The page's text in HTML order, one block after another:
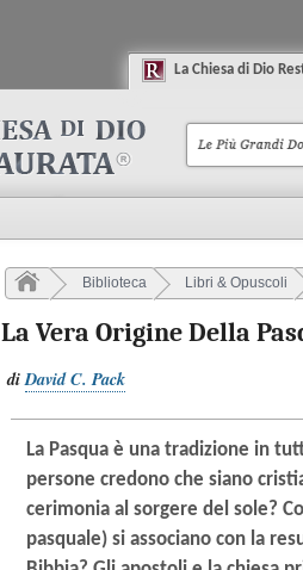
La Chiesa di Dio R
Biblioteca Libri & Opuscoli
La Vera Origine Della
diDavid C. Pack
La Pasqua è una tradizione in
persone credono che siano
cerimonia al sorgere del sole?
pasquale) si associano con la